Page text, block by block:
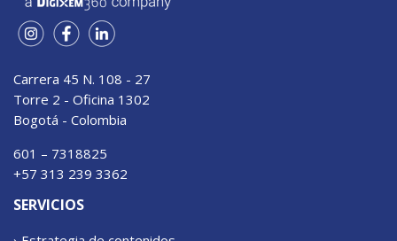
Carrera 45 N. 108 - 27
Torre 2 - Oficina 1302
Bogotá - Colombia
601 – 7318825
+57 313 239 3362
SERVICIOS